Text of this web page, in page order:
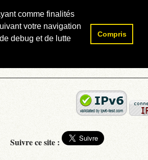
comme finalités
votre navigation
debug et de lutte
Compris
Rechercher :
Suivre ce site :